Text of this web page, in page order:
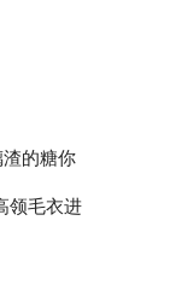
渣的糖你
领毛衣进